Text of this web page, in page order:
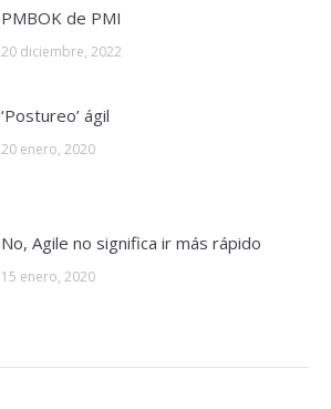
PMBOK de PMI
20 diciembre, 2022
‘Postureo’ ágil
20 enero, 2020
No, Agile no significa ir más rápido
15 enero, 2020